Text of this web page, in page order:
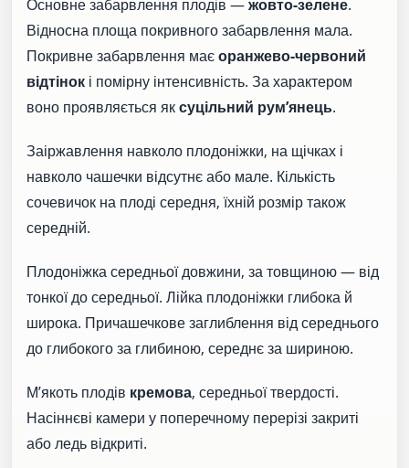
Основне забарвлення плодів —жовто-зелене.
Відносна площа покривного забарвлення мала.
Покривне забарвлення маєоранжево-червоний
відтінок і помірну інтенсивність. За характером
воно проявляється яксуцільний рум’янець.
Заіржавлення навколо плодоніжки, на щічках і
навколо чашечки відсутнє або мале. Кількість
сочевичок на плоді середня, їхній розмір також
середній.
Плодоніжка середньої довжини, за товщиною — від
тонкої до середньої. Лійка плодоніжки глибока й
широка. Причашечкове заглиблення від середнього
до глибокого за глибиною, середнє за шириною.
М’якоть плодів кремова, середньої твердості.
Насіннєві камери у поперечному перерізі закриті
або ледь відкриті.